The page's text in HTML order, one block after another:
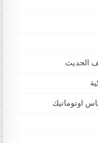
الحديث
اوتوماتيك